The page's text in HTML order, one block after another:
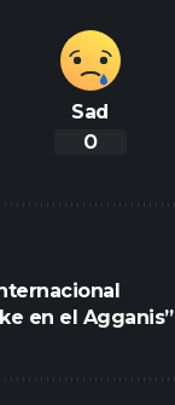
Sad
0
en el Agganis”